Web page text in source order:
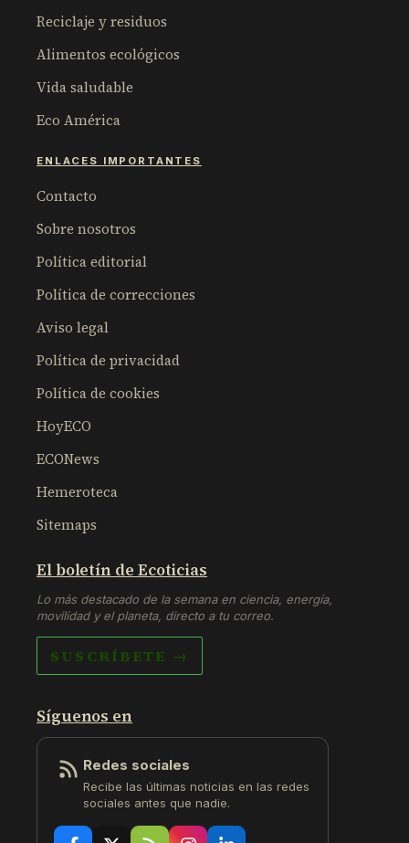
Reciclaje y residuos
Alimentos ecológicos
Vida saludable
Eco América
ENLACES IMPORTANTES
Contacto
Sobre nosotros
Política editorial
Política de correcciones
Aviso legal
Política de privacidad
Política de cookies
HoyECO
ECONews
Hemeroteca
Sitemaps
El boletín de Ecoticias
Lo más destacado de la semana en ciencia, energía,
movilidad y el planeta, directo a tu correo.
SUSCRÍBETE →
Síguenos en
Redes sociales
Recibe las últimas noticias en las redes
sociales antes que nadie.